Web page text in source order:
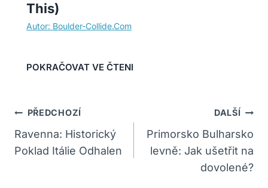
This)
Navigace
Pro
Příspěvek
PŘEDCHOZÍ
Ravenna: Historický
Poklad Itálie Odhalen
DALŠÍ
Primorsko Bulharsko
levně: Jak ušetřit na
dovolené?